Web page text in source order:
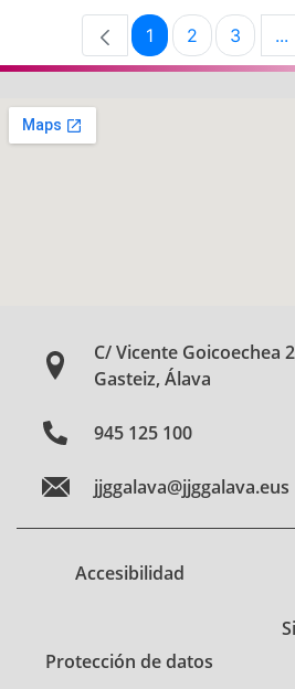
Página
1 Página
2 Página
3 ...
C/ Vicente Goicoechea
Gasteiz, Álava
945 125 100
jjggalava@jjggalava.eus
Accesibilidad
Protección de datos